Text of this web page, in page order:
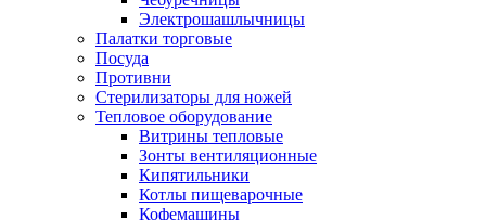
Электрошашлычницы
Палатки торговые
Посуда
Противни
Стерилизаторы для ножей
Тепловое оборудование
Витрины тепловые
Зонты вентиляционные
Кипятильники
Котлы пищеварочные
Кофемашины